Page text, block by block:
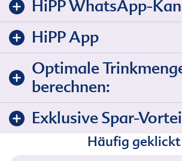
HiPP WhatsApp-
HiPP App
Optimale
berechnen:
Exklusive Spar-
Häufig geklickt